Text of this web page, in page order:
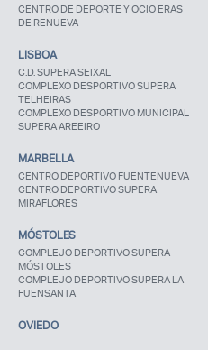
CENTRO DE DEPORTE Y OCIO ERAS
DE RENUEVA
LISBOA
C.D. SUPERA SEIXAL
COMPLEXO DESPORTIVO SUPERA
TELHEIRAS
COMPLEXO DESPORTIVO MUNICIPAL
SUPERA AREEIRO
MARBELLA
CENTRO DEPORTIVO FUENTENUEVA
CENTRO DEPORTIVO SUPERA
MIRAFLORES
MÓSTOLES
COMPLEJO DEPORTIVO SUPERA
MÓSTOLES
COMPLEJO DEPORTIVO SUPERA LA
FUENSANTA
OVIEDO